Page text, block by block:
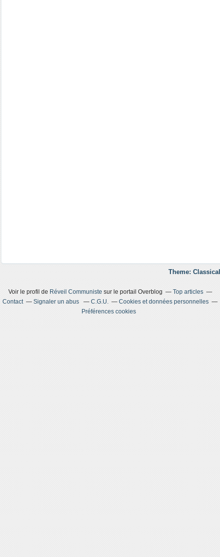
Theme:
Voir le profil de Réveil Communiste sur le portail Overblog
Top articles
Contact
Signaler un abus C.G.U.
Cookies et données personnelles
Préférences cookies